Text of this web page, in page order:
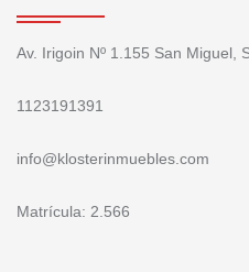
Av. Irigoin Nº 1.155 San Miguel,
1123191391
info@klosterinmuebles.com
Matrícula: 2.566